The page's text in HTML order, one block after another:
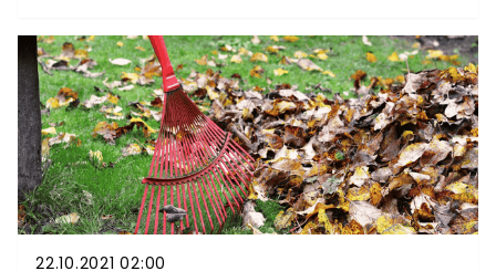
zamieszczono zdjęcie kleszcza na dłoni, przy
okazji przed nimi ostrzegając. Internauci ochoczo
zaczęli dzielić się w komentarzach pod zdjęciem
swoimi doświadczeniami z kleszczami. Niżej
zdradzamy także doskonały i tani patent na
kleszcze.
22.10.2021 02:00